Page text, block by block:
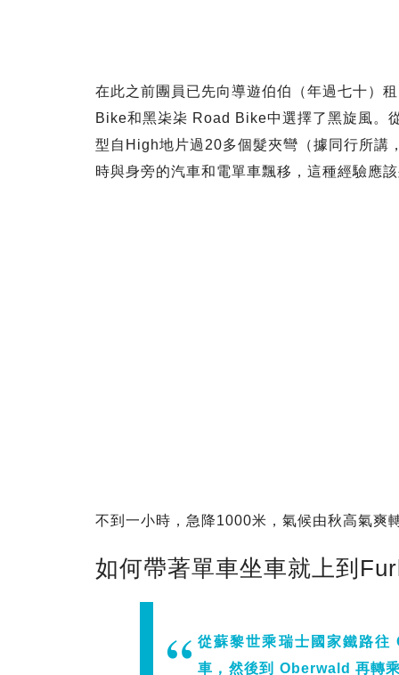
在此之前團員已先向導遊伯伯（年過七十）
Bike和黑㭍㭍 Road Bike中選擇了黑旋風。
型自High地片過20多個髮夾彎（據同行所講
時與身旁的汽車和電單車飄移，這種經驗應
不到一小時，急降1000米，氣候由秋高氣爽
如何帶著單車坐車就上到
從蘇黎世乘瑞士國家鐵路
車，然後到 Oberwald 再轉